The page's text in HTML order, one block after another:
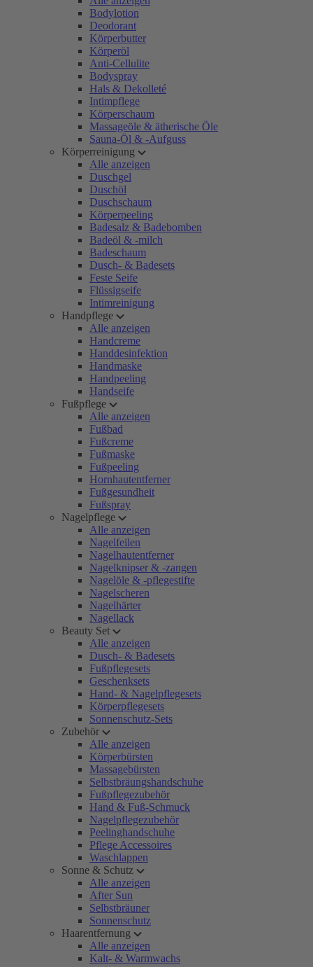
Bodylotion
Deodorant
Körperbutter
Körperöl
Anti-Cellulite
Bodyspray
Hals & Dekolleté
Intimpflege
Körperschaum
Massageöle & ätherische Öle
Sauna-Öl & -Aufguss
Körperreinigung
Alle anzeigen
Duschgel
Duschöl
Duschschaum
Körperpeeling
Badesalz & Badebomben
Badeöl & -milch
Badeschaum
Dusch- & Badesets
Feste Seife
Flüssigseife
Intimreinigung
Handpflege
Alle anzeigen
Handcreme
Handdesinfektion
Handmaske
Handpeeling
Handseife
Fußpflege
Alle anzeigen
Fußbad
Fußcreme
Fußmaske
Fußpeeling
Hornhautentferner
Fußgesundheit
Fußspray
Nagelpflege
Alle anzeigen
Nagelfeilen
Nagelhautentferner
Nagelknipser & -zangen
Nagelöle & -pflegestifte
Nagelscheren
Nagelhärter
Nagellack
Beauty Set
Alle anzeigen
Dusch- & Badesets
Fußpflegesets
Geschenksets
Hand- & Nagelpflegesets
Körperpflegesets
Sonnenschutz-Sets
Zubehör
Alle anzeigen
Körperbürsten
Massagebürsten
Selbstbräungshandschuhe
Fußpflegezubehör
Hand & Fuß-Schmuck
Nagelpflegezubehör
Peelinghandschuhe
Pflege Accessoires
Waschlappen
Sonne & Schutz
Alle anzeigen
After Sun
Selbstbräuner
Sonnenschutz
Haarentfernung
Alle anzeigen
Kalt- & Warmwachs